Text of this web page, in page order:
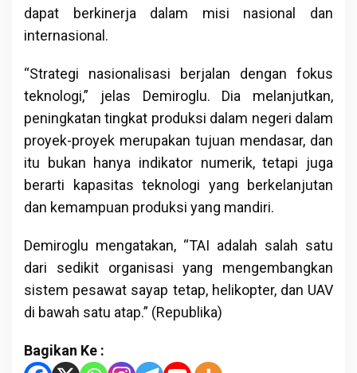
dapat berkinerja dalam misi nasional dan
internasional.
“Strategi nasionalisasi berjalan dengan fokus
teknologi,” jelas Demiroglu. Dia melanjutkan,
peningkatan tingkat produksi dalam negeri dalam
proyek-proyek merupakan tujuan mendasar, dan
itu bukan hanya indikator numerik, tetapi juga
berarti kapasitas teknologi yang berkelanjutan
dan kemampuan produksi yang mandiri.
Demiroglu mengatakan, “TAI adalah salah satu
dari sedikit organisasi yang mengembangkan
sistem pesawat sayap tetap, helikopter, dan UAV
di bawah satu atap.” (Republika)
Bagikan Ke :